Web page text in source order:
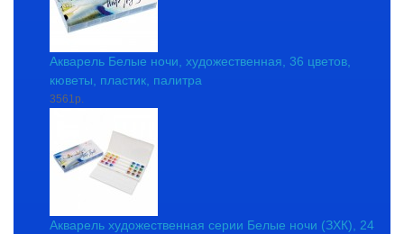
Акварель Белые ночи, художественная, 36 цветов,
кюветы, пластик, палитра
3561р.
Акварель художественная серии Белые ночи (ЗХК), 24